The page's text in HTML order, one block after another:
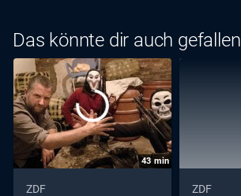
Das könnte dir auch gefallen
43 min
ZDF ZDF